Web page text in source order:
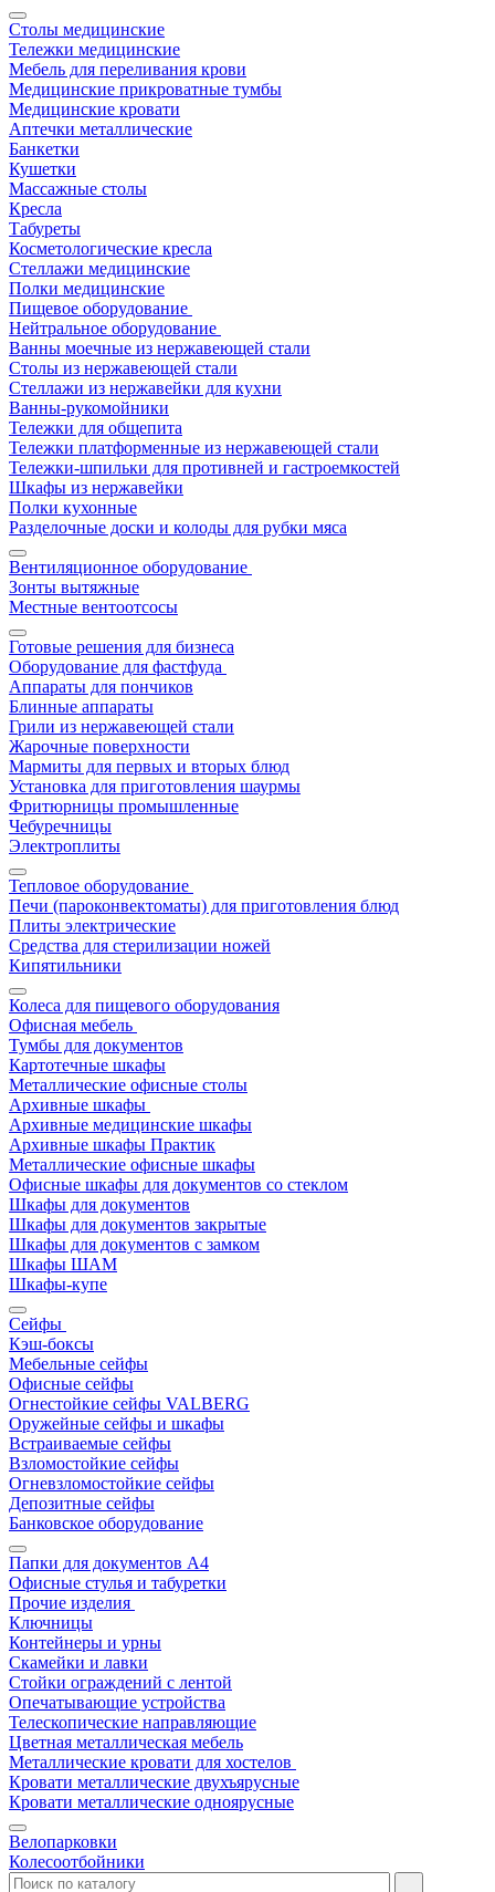
Столы медицинские
Тележки медицинские
Мебель для переливания крови
Медицинские прикроватные тумбы
Медицинские кровати
Аптечки металлические
Банкетки
Кушетки
Массажные столы
Кресла
Табуреты
Косметологические кресла
Стеллажи медицинские
Полки медицинские
Пищевое оборудование
Нейтральное оборудование
Ванны моечные из нержавеющей стали
Столы из нержавеющей стали
Стеллажи из нержавейки для кухни
Ванны-рукомойники
Тележки для общепита
Тележки платформенные из нержавеющей стали
Тележки-шпильки для противней и гастроемкостей
Шкафы из нержавейки
Полки кухонные
Разделочные доски и колоды для рубки мяса
Вентиляционное оборудование
Зонты вытяжные
Местные вентоотсосы
Готовые решения для бизнеса
Оборудование для фастфуда
Аппараты для пончиков
Блинные аппараты
Грили из нержавеющей стали
Жарочные поверхности
Мармиты для первых и вторых блюд
Установка для приготовления шаурмы
Фритюрницы промышленные
Чебуречницы
Электроплиты
Тепловое оборудование
Печи (пароконвектоматы) для приготовления блюд
Плиты электрические
Средства для стерилизации ножей
Кипятильники
Колеса для пищевого оборудования
Офисная мебель
Тумбы для документов
Картотечные шкафы
Металлические офисные столы
Архивные шкафы
Архивные медицинские шкафы
Архивные шкафы Практик
Металлические офисные шкафы
Офисные шкафы для документов со стеклом
Шкафы для документов
Шкафы для документов закрытые
Шкафы для документов с замком
Шкафы ШАМ
Шкафы-купе
Сейфы
Кэш-боксы
Мебельные сейфы
Офисные сейфы
Огнестойкие сейфы VALBERG
Оружейные сейфы и шкафы
Встраиваемые сейфы
Взломостойкие сейфы
Огневзломостойкие сейфы
Депозитные сейфы
Банковское оборудование
Папки для документов A4
Офисные стулья и табуретки
Прочие изделия
Ключницы
Контейнеры и урны
Скамейки и лавки
Стойки ограждений с лентой
Опечатывающие устройства
Телескопические направляющие
Цветная металлическая мебель
Металлические кровати для хостелов
Кровати металлические двухъярусные
Кровати металлические одноярусные
Велопарковки
Колесоотбойники